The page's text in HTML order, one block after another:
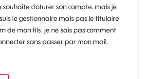
souhaite cloturer son compte. mais je
le gestionnaire mais pas le titulaire
de mon fils. je ne sais pas comment
sans passer par mon mail.